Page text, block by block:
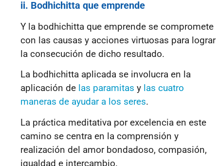
ii. Bodhichitta que emprende
Y la bodhichitta que emprende se compromete
con las causas y acciones virtuosas para lograr
la consecución de dicho resultado.
La bodhichitta aplicada se involucra en la
aplicación de las paramitas y las cuatro
maneras de ayudar a los seres.
La práctica meditativa por excelencia en este
camino se centra en la comprensión y
realización del amor bondadoso, compasión,
igualdad e intercambio.